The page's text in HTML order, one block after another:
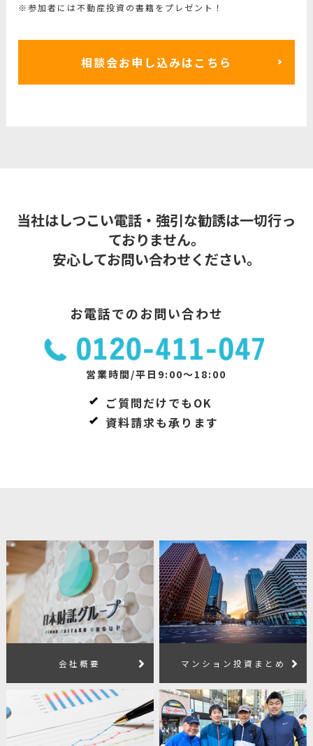
※参加者には不動産投資の書籍をプレゼント！
相談会お申し込みはこちら
当社はしつこい電話・強引な勧誘は一切行っ
ておりません。
安心してお問い合わせください。
お電話でのお問い合わせ
営業時間/平日9:00～18:00
ご質問だけでもOK
資料請求も承ります
会社概要 マンション投資まとめ